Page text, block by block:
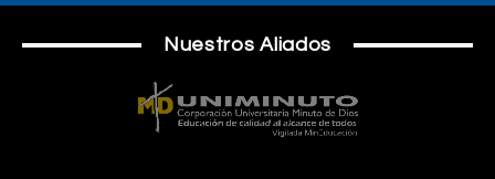
Nuestros Aliados